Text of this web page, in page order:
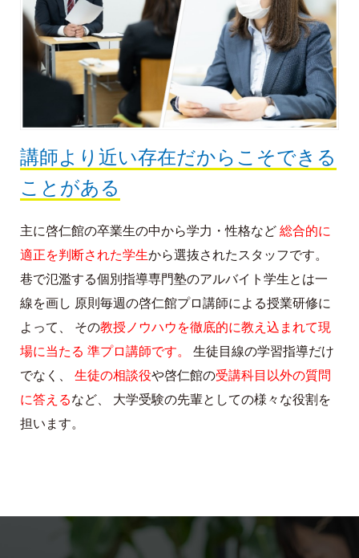
講師より近い存在だからこそできる
ことがある
主に啓仁館の卒業生の中から学力・性格など 総合的に
適正を判断された学生から選抜されたスタッフです。
巷で氾濫する個別指導専門塾のアルバイト学生とは一
線を画し 原則毎週の啓仁館プロ講師による授業研修に
よって、
その教授ノウハウを徹底的に教え込まれて現
場に当たる 準プロ講師です。
生徒目線の学習指導だけ
でなく、
生徒の相談役や啓仁館の受講科目以外の質問
に答えるなど、
大学受験の先輩としての様々な役割を
担います。